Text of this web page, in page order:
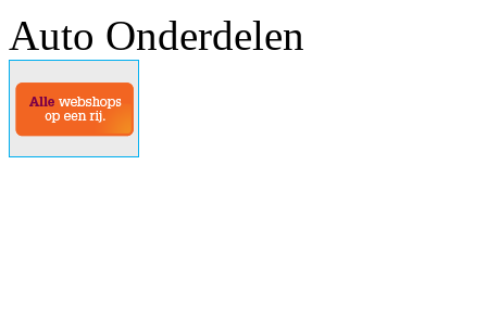
Auto Onderdelen